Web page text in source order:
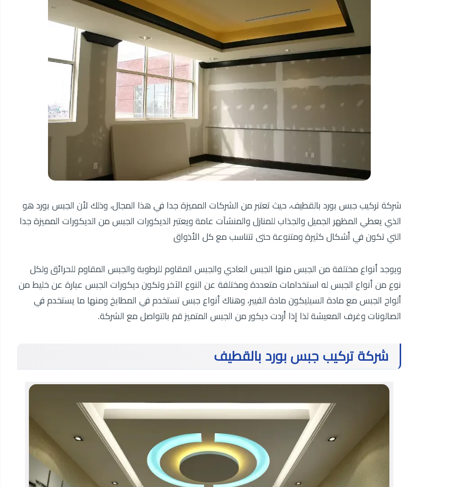
شركة تركيب جبس بورد بالقطيف، حيث تعتبر من الشركات المميزة جدا في هذا المجال، وذلك لأن الجبس بورد هو
الذي يعطي المظهر الجميل والجذاب للمنازل والمنشآت عامة ويعتبر الديكورات الجبس من الديكورات المميزة جدا
التي تكون في أشكال كثيرة ومتنوعة حتى تتناسب مع كل الأذواق
ويوجد أنواع مختلفة من الجبس منها الجبس العادي والجبس المقاوم للرطوبة والجبس المقاوم للحرائق ولكل
نوع من أنواع الجبس له استخدامات متعددة ومختلفة عن النوع الآخر وتكون ديكورات الجبس عبارة عن خليط من
ألواح الجبس مع مادة السيليكون مادة الفيبر، وهناك أنواع جبس تستخدم في المطابخ ومنها ما يستخدم في
الصالونات وغرف المعيشة لذا إذا أردت ديكور من الجبس المتميز قم بالتواصل مع الشركة.
شركة تركيب جبس بورد بالقطيف